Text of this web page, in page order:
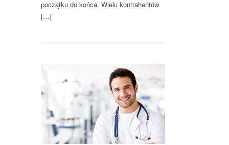
początku do końca. Wielu kontrahentów
[…]